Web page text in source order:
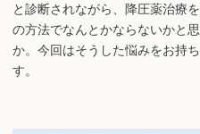
と診断されながら、降圧薬治療
の方法でなんとかならないかと
か。今回はそうした悩みをお持
す。